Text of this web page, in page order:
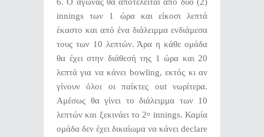
innings των 1 ώρα και είκοσι λεπτά
έκαστο και από ένα διάλειμμα ενδιάμεσα
τους των 10 λεπτών. Άρα η κάθε ομάδα
θα έχει στην διάθεσή της 1 ώρα και 20
λεπτά για να κάνει bowling, εκτός κι αν
γίνουν όλοι οι παίκτες out νωρίτερα.
Αμέσως θα γίνει το διάλειμμα των 10
λεπτών και ξεκινάει το 2ο innings. Καμία
ομάδα δεν έχει δικαίωμα να κάνει declare